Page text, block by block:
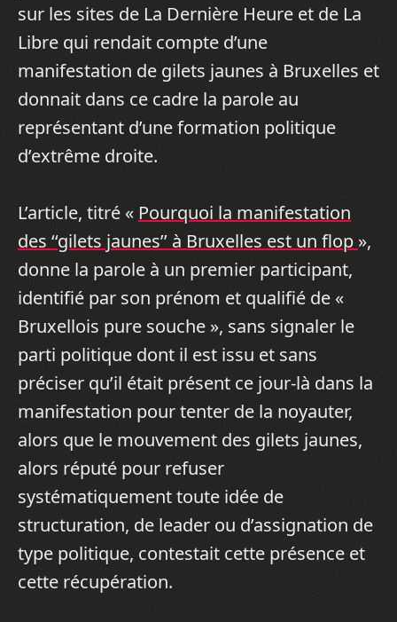
sur les sites de La Dernière Heure et de La
Libre qui rendait compte d’une
manifestation de gilets jaunes à Bruxelles et
donnait dans ce cadre la parole au
représentant d’une formation politique
d’extrême droite.
L’article, titré « Pourquoi la manifestation
des ‘‘gilets jaunes’’ à Bruxelles est un flop »,
donne la parole à un premier participant,
identifié par son prénom et qualifié de «
Bruxellois pure souche », sans signaler le
parti politique dont il est issu et sans
préciser qu’il était présent ce jour-là dans la
manifestation pour tenter de la noyauter,
alors que le mouvement des gilets jaunes,
alors réputé pour refuser
systématiquement toute idée de
structuration, de leader ou d’assignation de
type politique, contestait cette présence et
cette récupération.